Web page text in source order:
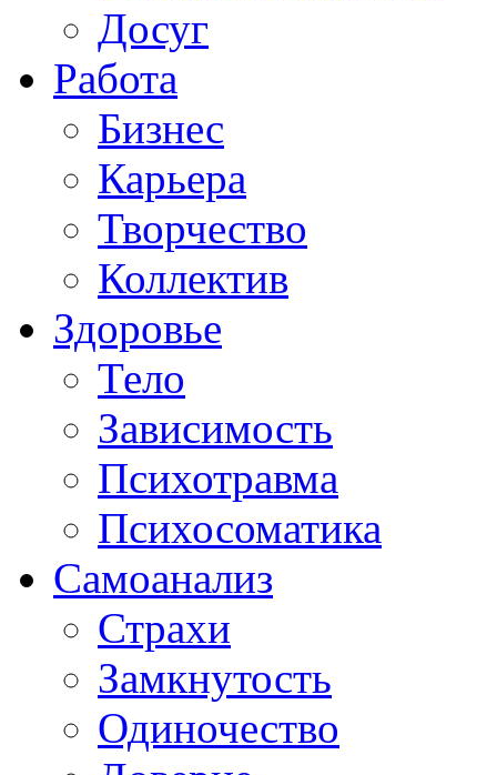
Досуг
Работа
Бизнес
Карьера
Творчество
Коллектив
Здоровье
Тело
Зависимость
Психотравма
Психосоматика
Самоанализ
Страхи
Замкнутость
Одиночество